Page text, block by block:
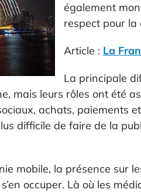
également
respect pour la
Article : La
La principale
mais leurs rôles ont été
achats, paiements
difficile de faire de la
mobile, la présence sur
occuper. Là où les